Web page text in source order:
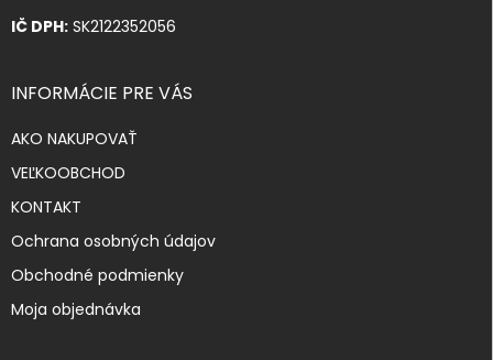
IČ DPH: SK2122352056
INFORMÁCIE PRE VÁS
AKO NAKUPOVAŤ
VEĽKOOBCHOD
KONTAKT
Ochrana osobných údajov
Obchodné podmienky
Moja objednávka